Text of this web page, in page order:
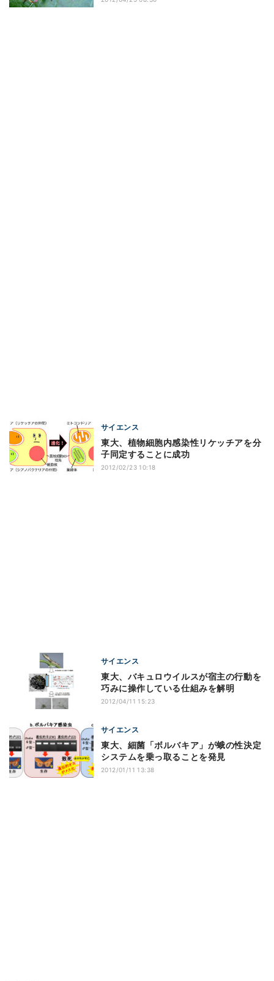
サイエンス
東大、植物細胞内感染性リケッチアを分
子同定することに成功
2012/02/23 10:18
サイエンス
東大、バキュロウイルスが宿主の行動を
巧みに操作している仕組みを解明
2012/04/11 15:23
サイエンス
東大、細菌「ボルバキア」が蛾の性決定
システムを乗っ取ることを発見
2012/01/11 13:38